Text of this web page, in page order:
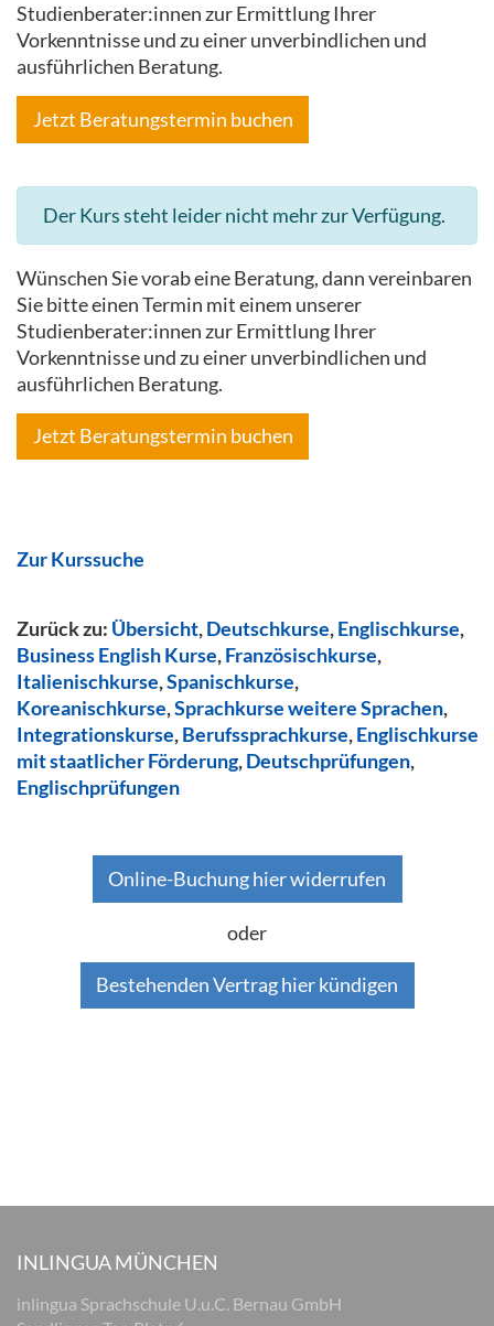
Studienberater:innen zur Ermittlung Ihrer
Vorkenntnisse und zu einer unverbindlichen und
ausführlichen Beratung.
Jetzt Beratungstermin buchen
Der Kurs steht leider nicht mehr zur Verfügung.
Wünschen Sie vorab eine Beratung, dann vereinbaren
Sie bitte einen Termin mit einem unserer
Studienberater:innen zur Ermittlung Ihrer
Vorkenntnisse und zu einer unverbindlichen und
ausführlichen Beratung.
Jetzt Beratungstermin buchen
Zur Kurssuche
Zurück zu: Übersicht,Deutschkurse,Englischkurse,
Business English Kurse,Französischkurse,
Italienischkurse,Spanischkurse,
Koreanischkurse,Sprachkurse weitere Sprachen,
Integrationskurse,Berufssprachkurse,Englischkurse
mit staatlicher Förderung,Deutschprüfungen,
Englischprüfungen
Online-Buchung hier widerrufen
oder
Bestehenden Vertrag hier kündigen
INLINGUA MÜNCHEN
inlingua Sprachschule U.u.C. Bernau GmbH